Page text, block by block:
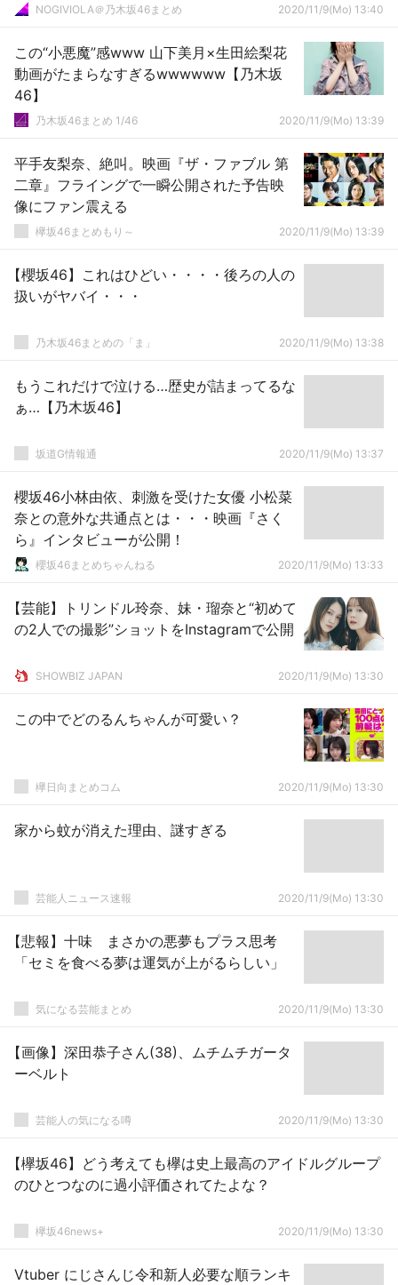
NOGIVIOLA＠乃木坂46まとめ 2020/11/9(Mo) 13:40
この“小悪魔”感www 山下美月×生田絵梨花
動画がたまらなすぎるwwwwww【乃木坂
46】
乃木坂46まとめ 1/46 2020/11/9(Mo) 13:39
平手友梨奈、絶叫。映画『ザ・ファブル 第
二章』フライングで一瞬公開された予告映
像にファン震える
欅坂46まとめもり～ 2020/11/9(Mo) 13:39
【櫻坂46】これはひどい・・・・後ろの人の
扱いがヤバイ・・・
乃木坂46まとめの「ま」 2020/11/9(Mo) 13:38
もうこれだけで泣ける…歴史が詰まってるな
ぁ…【乃木坂46】
坂道G情報通 2020/11/9(Mo) 13:37
櫻坂46小林由依、刺激を受けた女優 小松菜
奈との意外な共通点とは・・・映画『さく
ら』インタビューが公開！
櫻坂46まとめちゃんねる 2020/11/9(Mo) 13:33
【芸能】トリンドル玲奈、妹・瑠奈と“初めて
の2人での撮影”ショットをInstagramで公開
SHOWBIZ JAPAN 2020/11/9(Mo) 13:30
この中でどのるんちゃんが可愛い？
欅日向まとめコム 2020/11/9(Mo) 13:30
家から蚊が消えた理由、謎すぎる
芸能人ニュース速報 2020/11/9(Mo) 13:30
【悲報】十味 まさかの悪夢もプラス思考
「セミを食べる夢は運気が上がるらしい」
気になる芸能まとめ 2020/11/9(Mo) 13:30
【画像】深田恭子さん(38)、ムチムチガータ
ーベルト
芸能人の気になる噂 2020/11/9(Mo) 13:30
【欅坂46】どう考えても欅は史上最高のアイドルグループ
のひとつなのに過小評価されてたよな？
欅坂46news+ 2020/11/9(Mo) 13:30
Vtuber にじさんじ令和新人必要な順ランキ